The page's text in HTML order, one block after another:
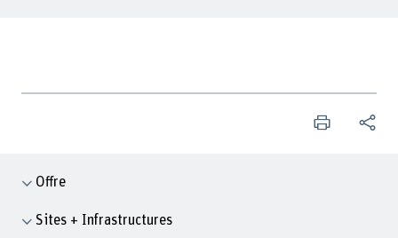
Offre
Sites + Infrastructures